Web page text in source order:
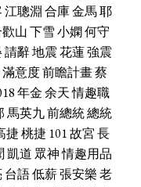
江聰淵合庫金馬耶
山下雪小嫻何守
請辭地震花蓮強震
滿意度前瞻計畫蔡
年金余天情趣職
馬英九前總統總統
捷桃捷 101故宮長
凱道 眾神情趣用品
台語低薪張安樂老